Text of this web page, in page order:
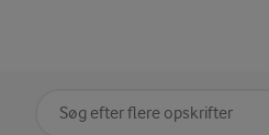
Søg på kategori